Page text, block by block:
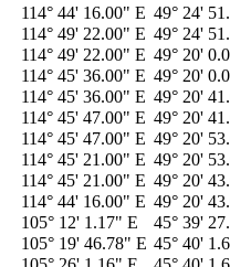
114° 44' 16.00" E 49° 24'
114° 49' 22.00" E 49° 24'
114° 49' 22.00" E 49° 20'
114° 45' 36.00" E 49° 20'
114° 45' 36.00" E 49° 20'
114° 45' 47.00" E 49° 20'
114° 45' 47.00" E 49° 20'
114° 45' 21.00" E 49° 20'
114° 45' 21.00" E 49° 20'
114° 44' 16.00" E 49° 20'
105° 12' 1.17" E
45° 39'
105° 19' 46.78" E 45° 40'